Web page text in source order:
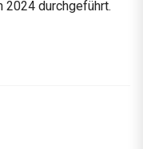
durchgeführt.